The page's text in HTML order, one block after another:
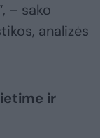
– sako
analizės
ir